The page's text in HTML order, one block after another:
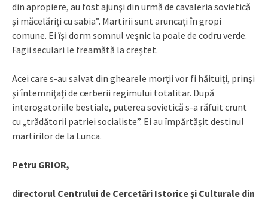
din apropiere, au fost ajunşi din urmă de cavaleria sovietică
şi măcelăriţi cu sabia”. Martirii sunt aruncaţi în gropi
comune. Ei îşi dorm somnul veşnic la poale de codru verde.
Fagii seculari le freamătă la creştet.
Acei care s-au salvat din ghearele morţii vor fi hăituiţi, prinşi
şi întemniţaţi de cerberii regimului totalitar. După
interogatoriile bestiale, puterea sovietică s-a răfuit crunt
cu „trădătorii patriei socialiste”. Ei au împărtă­şit destinul
martirilor de la Lunca.
Petru GRIOR,
directorul Centrului de Cercetări Istorice şi Culturale din